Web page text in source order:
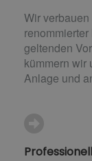
Wir
geltenden
kümmern wir
Anlage und